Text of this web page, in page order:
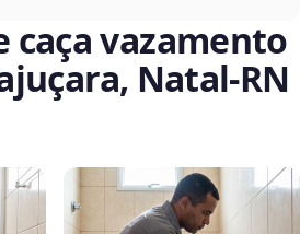
caça vazamento
Natal‑RN